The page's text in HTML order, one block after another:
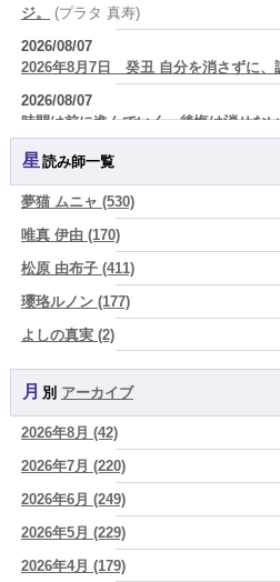
ジ。
(プラタ 真寿)
2026/08/07
2026年8月7日 癸丑 自分を消さずに、
2026/08/07
時間は前に進んでいく。後悔は消せな
ができる (真巳華 - Mamika -)
「いいお母さん」という仮面を外した
(芽百マミム)
「運命の人を探して何年も迷った。で
狂わせるのは『誰を好きになったか』
グを運命だと信じたこと』だった (芽百
真寿の開運Cooking 二段弁当に詰め
増える日は、心にも余裕がある証拠かも
2026/08/06
理解されたい人ほど、相手を理解する
由)
2026/08/06
【難しい恋愛】【既読スルー】あなた
年齢でも愛されます
2026/08/06
星読み師一覧
夢猫 ムニャ (530)
唯真 伊由 (170)
松原 由布子 (411)
瓔珞ルノン (177)
よしの真実 (2)
YOSHIKI (58)
よみ (39)
一之森 陽柑 (26)
椰奈空 (64)
ワカリミ (1)
神楽峰ヴィスカ (10)
赤羽うさぎ (341)
月別 アーカイブ
2026年8月 (42)
2026年7月 (220)
2026年6月 (249)
2026年5月 (229)
2026年4月 (179)